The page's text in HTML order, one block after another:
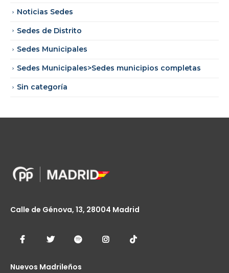
Noticias Sedes
Sedes de Distrito
Sedes Municipales
Sedes Municipales>Sedes municipios completas
Sin categoría
Calle de Génova, 13, 28004 Madrid
Nuevos Madrileños